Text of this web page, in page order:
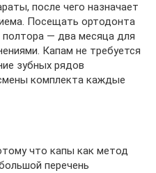
после чего назначает
Посещать ортодонта
полтора — два месяца для
Капам не требуется
зубных рядов
комплекта каждые
что капы как метод
перечень